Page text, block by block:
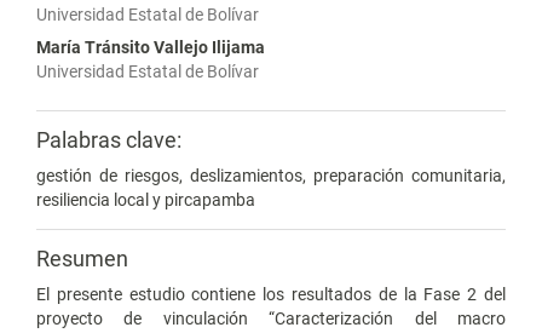
Universidad Estatal de Bolívar
María Tránsito Vallejo Ilijama
Universidad Estatal de Bolívar
Palabras clave:
gestión de riesgos, deslizamientos, preparación comunitaria,
resiliencia local y pircapamba
Resumen
El presente estudio contiene los resultados de la Fase 2 del
proyecto de vinculación “Caracterización del macro